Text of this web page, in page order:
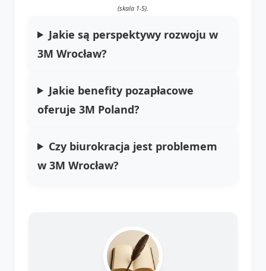
(skala 1-5).
Jakie są perspektywy rozwoju w
3M Wrocław?
Jakie benefity pozapłacowe
oferuje 3M Poland?
Czy biurokracja jest problemem
w 3M Wrocław?